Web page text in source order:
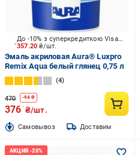
357.20₴/шт.
До -10% з суперкредиткою Visa Вигода
Эмаль акриловая Aura® Luxpro
Remix Aqua белый глянец 0,75 л
4
470 -94 ₴
376 ₴/шт.
Cамовывоз Доставим